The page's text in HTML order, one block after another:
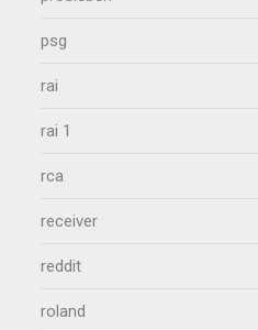
psg
rai
rai 1
rca
receiver
reddit
roland